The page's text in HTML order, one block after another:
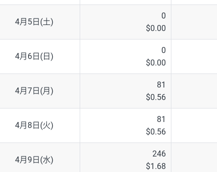
GBP/CHF 220円
USD/CHF 160円
※取引証拠金は同日の当社為替レート（ニューヨーククローズ・MID
※ハンガリーフォリント/円と南アフリカランド/円とメキシコペソ/
4月5日(土)
0
$0.00
4月6日(日)
0
$0.00
4月7日(月)
81
$0.56
4月8日(火)
81
$0.56
4月9日(水)
246
$1.68